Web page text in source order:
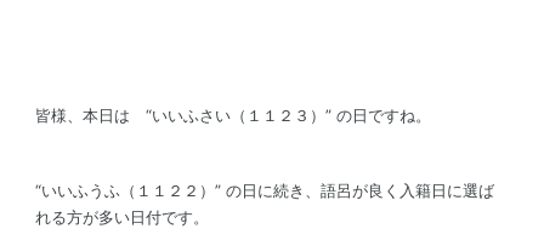
皆様、本日は “いいふさい（１１２３）” の日ですね。
“いいふうふ（１１２２）” の日に続き、語呂が良く入籍日に選ば
れる方が多い日付です。